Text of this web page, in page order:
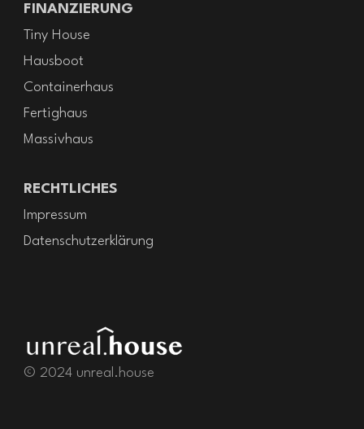
FINANZIERUNG
Tiny House
Hausboot
Containerhaus
Fertighaus
Massivhaus
RECHTLICHES
Impressum
Datenschutzerklärung
© 2024 unreal.house